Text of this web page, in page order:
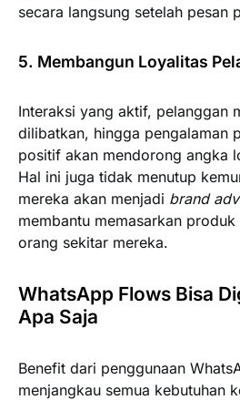
secara langsung setelah pesan
5. Membangun Loyalitas
Interaksi yang aktif, pelanggan
dilibatkan, hingga pengalaman
positif akan mendorong angka
Hal ini juga tidak menutup
mereka akan menjadi brand
membantu memasarkan
orang sekitar mereka.
WhatsApp Flows Bisa
Apa Saja
Benefit dari penggunaan
menjangkau semua kebutuhan